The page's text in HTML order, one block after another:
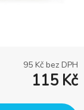
95 Kč bez DPH
115 Kč